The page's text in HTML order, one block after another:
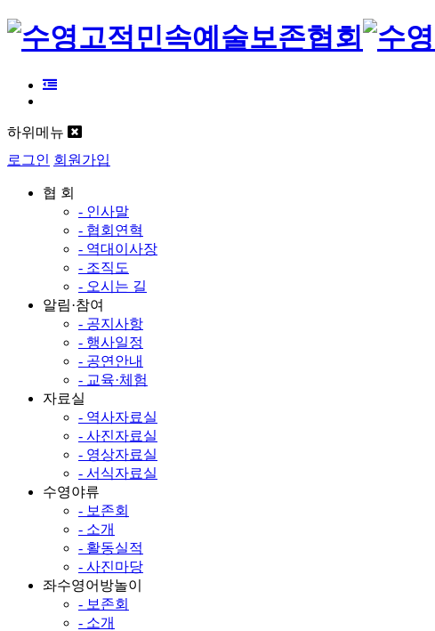
하위메뉴
로그인 회원가입
협 회
- 인사말
- 협회연혁
- 역대이사장
- 조직도
- 오시는 길
알림·참여
- 공지사항
- 행사일정
- 공연안내
- 교육·체험
자료실
- 역사자료실
- 사진자료실
- 영상자료실
- 서식자료실
수영야류
- 보존회
- 소개
- 활동실적
- 사진마당
좌수영어방놀이
- 보존회
- 소개